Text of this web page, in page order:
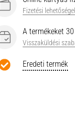
Fizetési
A termékeket
Visszaküldési
Eredeti termék